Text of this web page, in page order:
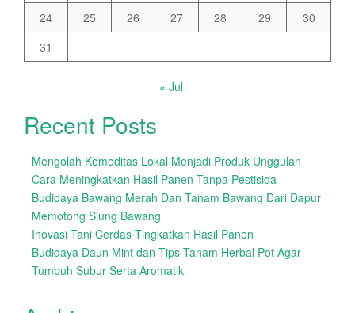
24
25 26 27 28 29
30
31
« Jul
Recent Posts
Mengolah Komoditas Lokal Menjadi Produk Unggulan
Cara Meningkatkan Hasil Panen Tanpa Pestisida
Budidaya Bawang Merah Dan Tanam Bawang Dari Dapur
Memotong Siung Bawang
Inovasi Tani Cerdas Tingkatkan Hasil Panen
Budidaya Daun Mint dan Tips Tanam Herbal Pot Agar
Tumbuh Subur Serta Aromatik